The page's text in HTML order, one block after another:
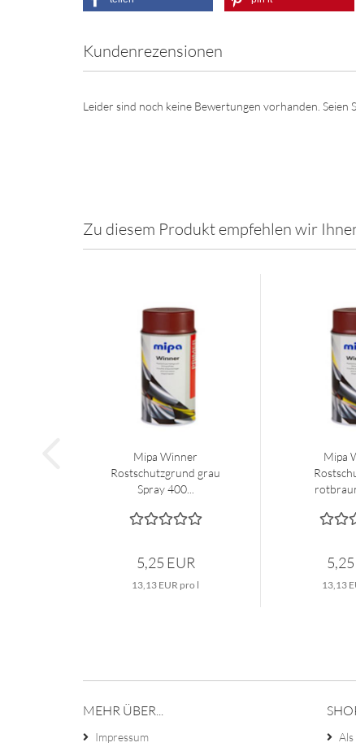
Kundenrezensionen
Leider sind noch keine Bewertungen vorhanden. Seien
Zu diesem Produkt empfehlen wir
Mipa Winner
Rostschutzgrund grau
Spray 400...
5,25 EUR
13,13 EUR pro l
Mipa
rotbraun
13,13
MEHR ÜBER...
Impressum